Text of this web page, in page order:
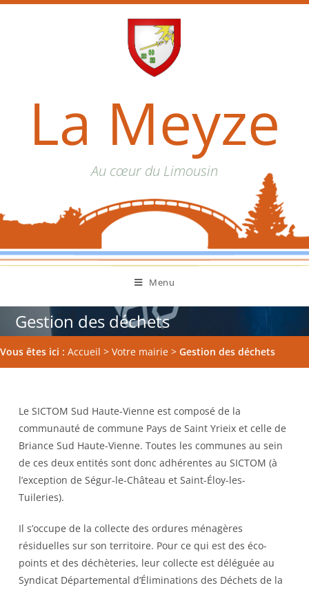
La Meyze
Au cœur du Limousin
Menu
Gestion des déchets
Vous êtes ici : Accueil > Votre mairie > Gestion des déchets
Le SICTOM Sud Haute-Vienne est composé de la
communauté de commune Pays de Saint Yrieix et celle de
Briance Sud Haute-Vienne. Toutes les communes au sein
de ces deux entités sont donc adhérentes au SICTOM (à
l’exception de Ségur-le-Château et Saint-Éloy-les-
Tuileries).
Il s’occupe de la collecte des ordures ménagères
résiduelles sur son territoire. Pour ce qui est des éco-
points et des déchèteries, leur collecte est déléguée au
Syndicat Départemental d’Éliminations des Déchets de la